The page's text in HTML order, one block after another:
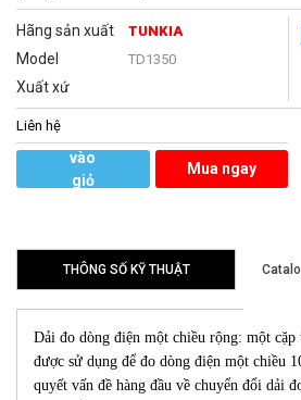
Hãng sản xuất TUNKIA
Model TD1350
Xuất xứ
Liên hệ
vào
giỏ
Mua ngay
THÔNG SỐ KỸ THUẬT
Dải đo dòng điện một chiều rộng: một
được sử dụng để đo dòng điện một chiều
quyết vấn đề hàng đầu về chuyển đổi dải